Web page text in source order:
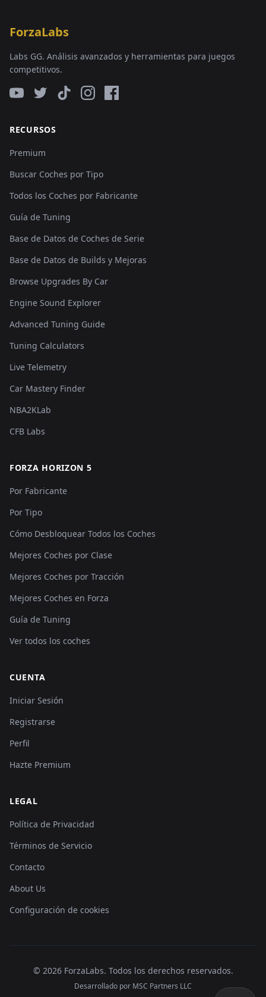
ForzaLabs
Labs GG. Análisis avanzados y herramientas para juegos
competitivos.
RECURSOS
Premium
Buscar Coches por Tipo
Todos los Coches por Fabricante
Guía de Tuning
Base de Datos de Coches de Serie
Base de Datos de Builds y Mejoras
Browse Upgrades By Car
Engine Sound Explorer
Advanced Tuning Guide
Tuning Calculators
Live Telemetry
Car Mastery Finder
NBA2KLab
CFB Labs
FORZA HORIZON 5
Por Fabricante
Por Tipo
Cómo Desbloquear Todos los Coches
Mejores Coches por Clase
Mejores Coches por Tracción
Mejores Coches en Forza
Guía de Tuning
Ver todos los coches
CUENTA
Iniciar Sesión
Registrarse
Perfil
Hazte Premium
LEGAL
Política de Privacidad
Términos de Servicio
Contacto
About Us
Configuración de cookies
© 2026 ForzaLabs. Todos los derechos reservados.
Desarrollado por MSC Partners LLC